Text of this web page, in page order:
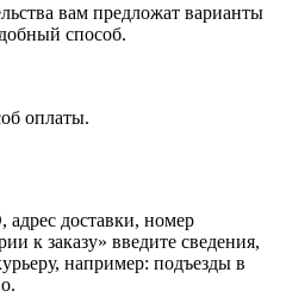
вам предложат варианты
способ.
оплаты.
доставки, номер
к заказу» введите сведения,
например: подъезды в